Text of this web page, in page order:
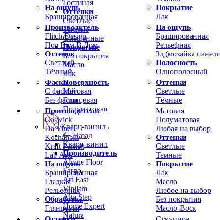
На ощупь
Брашированная
Покрытие
Лак
Производитель
Flitch Design
Пол Вам В Дом
Оттенок
Светлый
Тёмный
На ощупь
Брашированная
Рельефная
3д (мозайка
Полосность
Однополосный
Фаска
С фаской
Без фаски
Оттенки
Светлые
Тёмные
Производитель
Coswick
Da Vinci
Kochanelli
Kraft Parkett
Lab Arte
На ощупь
Брашированная
Гладкая
Рельефная
Обработка
Глянцевая
Матовая
Полуматовая
Любая на выбор
Оттенки
Светлые
Темные
Покрытие
Лак
Масло
Любое на выбор
Без покрытия
Масло-Воск
Гостиная
Оттенки
Светлые
Темные
Смешанные
Покрытие
Без покрытия
Масло
Лак
Поверхность
Матовая
Глянцевая
Полуматовая
Кварц-винил
Назад
Кварц-винил
Производитель
Alpine Floor
Fargo
Art East
Vinilam
Alta Step
Home Expert
Natura